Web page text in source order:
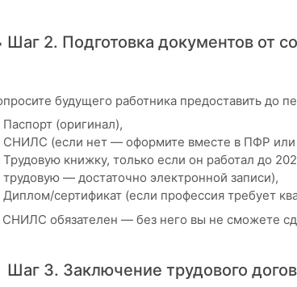
Шаг 2. Подготовка документов от
будущего работника предоставить до
Паспорт (оригинал),
СНИЛС (если нет — оформите вместе в ПФР
Трудовую книжку, только если он работал до
трудовую — достаточно электронной записи),
Диплом/сертификат (если профессия требует
обязателен — без него вы не сможете
Шаг 3. Заключение трудового